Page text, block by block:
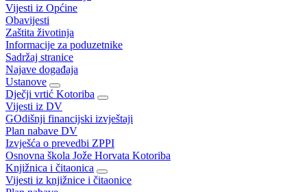
Vijesti iz Općine
Obavijesti
Zaštita životinja
Informacije za poduzetnike
Sadržaj stranice
Najave događaja
Ustanove
Dječji vrtić Kotoriba
Vijesti iz DV
GOdišnji financijski izvještaji
Plan nabave DV
Izvješća o prevedbi ZPPI
Osnovna škola Jože Horvata Kotoriba
Knjižnica i čitaonica
Vijesti iz knjižnice i čitaonice